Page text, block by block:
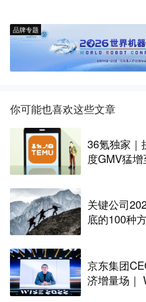
品牌专题
你可能也喜欢这些文章
36氪独家｜
度GMV猛
关键公司
底的100种
京东集团
济增量场｜